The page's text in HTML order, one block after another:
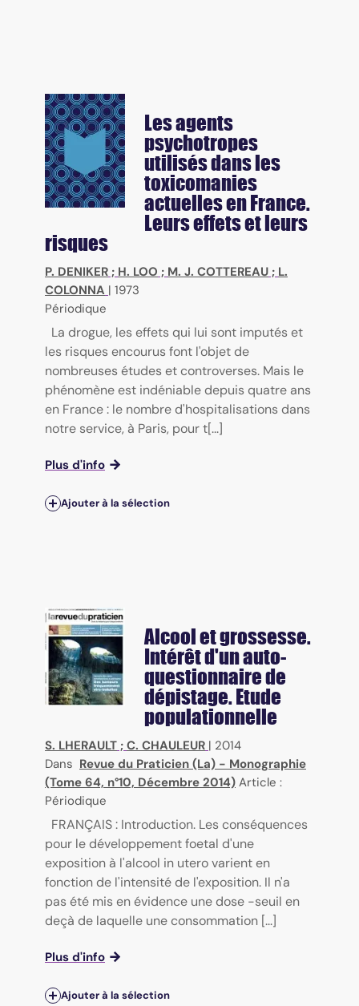
Les agents
psychotropes
utilisés dans les
toxicomanies
actuelles en France.
Leurs effets et leurs
risques
P. DENIKER ; H. LOO ; M. J. COTTEREAU ; L.
COLONNA | 1973
Périodique
La drogue, les effets qui lui sont imputés et
les risques encourus font l'objet de
nombreuses études et controverses. Mais le
phénomène est indéniable depuis quatre ans
en France : le nombre d'hospitalisations dans
notre service, à Paris, pour t[...]
Plus d'info
Ajouter à la sélection
Alcool et grossesse.
Intérêt d'un auto-
questionnaire de
dépistage. Etude
populationnelle
S. LHERAULT ; C. CHAULEUR | 2014
Dans Revue du Praticien (La) - Monographie
(Tome 64, n°10, Décembre 2014) Article :
Périodique
FRANÇAIS : Introduction. Les conséquences
pour le développement foetal d'une
exposition à l'alcool in utero varient en
fonction de l'intensité de l'exposition. Il n'a
pas été mis en évidence une dose -seuil en
deçà de laquelle une consommation [...]
Plus d'info
Ajouter à la sélection